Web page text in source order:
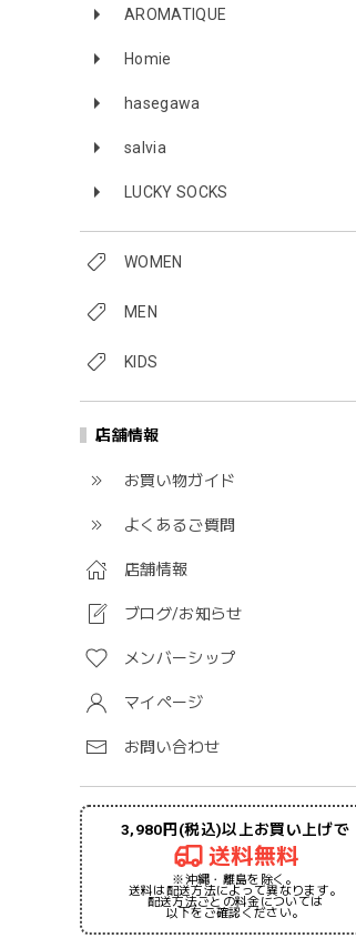
AROMATIQUE
Homie
hasegawa
salvia
LUCKY SOCKS
WOMEN
MEN
KIDS
店舗情報
お買い物ガイド
よくあるご質問
店舗情報
ブログ/お知らせ
メンバーシップ
マイページ
お問い合わせ
3,980円(税込)以上お買い上げで
送料無料
※沖縄・離島を除く。
送料は配送方法によって異なります。
配送方法ごとの料金については
以下をご確認ください。